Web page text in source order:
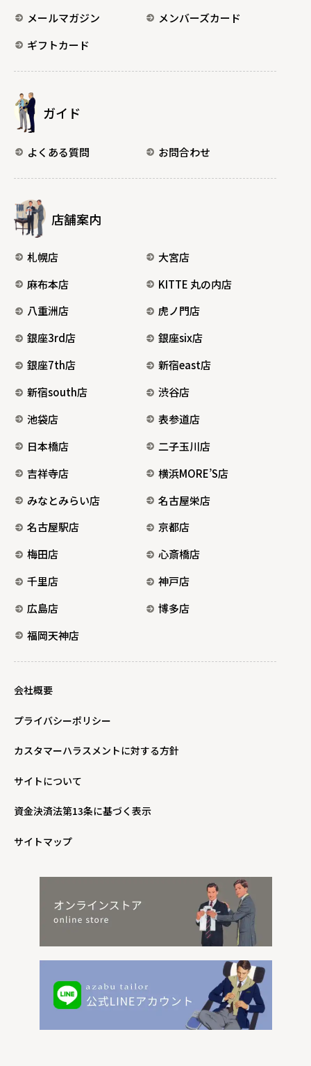
メールマガジン
メンバーズカード
ギフトカード
ガイド
よくある質問 お問合わせ
店舗案内
札幌店
大宮店
麻布本店
KITTE 丸の内店
八重洲店
虎ノ門店
銀座3rd店
銀座six店
銀座7th店
新宿east店
新宿south店
渋谷店
池袋店
表参道店
日本橋店
二子玉川店
吉祥寺店
横浜MORE’S店
みなとみらい店
名古屋栄店
名古屋駅店
京都店
梅田店
心斎橋店
千里店
神戸店
広島店
博多店
福岡天神店
会社概要
プライバシーポリシー
カスタマーハラスメントに対する方針
サイトについて
資金決済法第13条に基づく表示
サイトマップ